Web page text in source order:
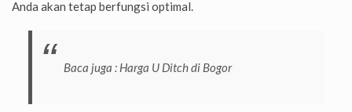
Anda akan tetap berfungsi optimal.
Baca juga : Harga U Ditch di Bogor